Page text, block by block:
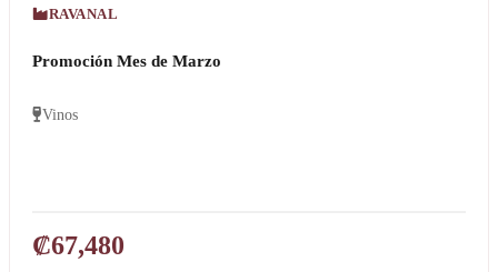
RAVANAL
Promoción Mes de Marzo
Vinos
₡67,480